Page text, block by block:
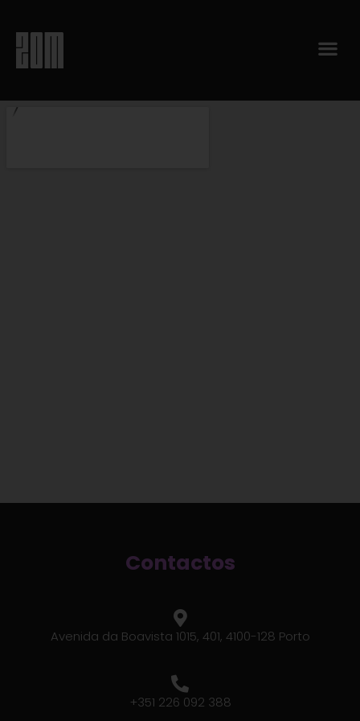
Contactos
Avenida da Boavista 1015, 401, 4100-128 Porto
+351 226 092 388